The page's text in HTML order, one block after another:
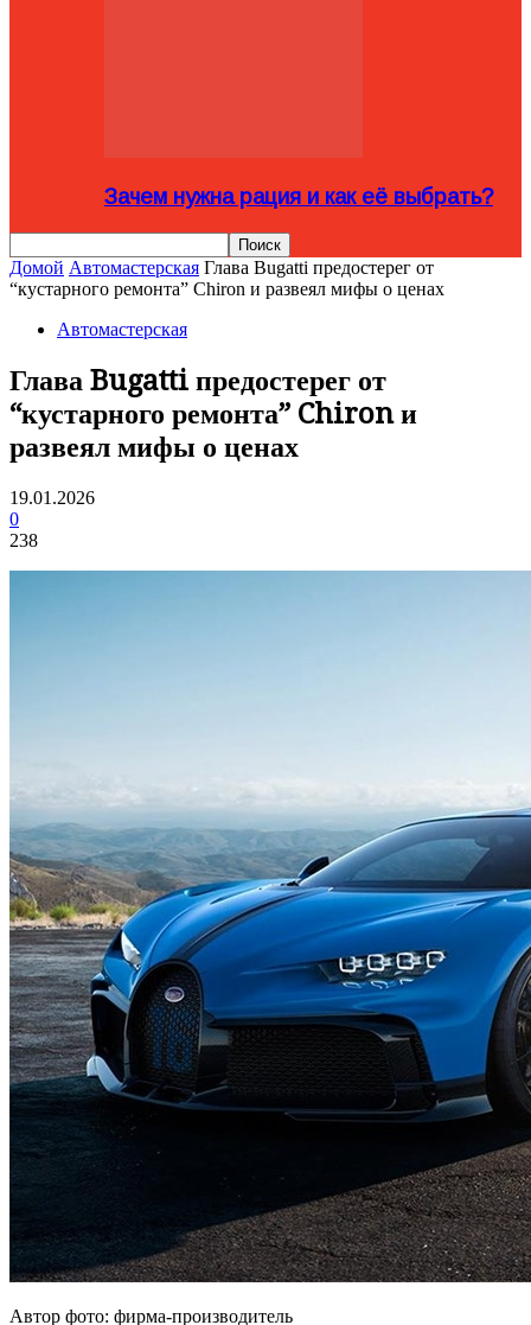
Зачем нужна рация и как её выбрать?
Домой Автомастерская Глава Bugatti предостерег от
“кустарного ремонта” Chiron и развеял мифы о ценах
Автомастерская
Глава Bugatti предостерег от
“кустарного ремонта” Chiron и
развеял мифы о ценах
19.01.2026
0
238
Автор фото: фирма-производитель